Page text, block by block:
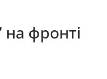
на фронті